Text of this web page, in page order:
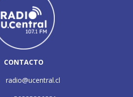
CONTACTO
radio@ucentral.cl